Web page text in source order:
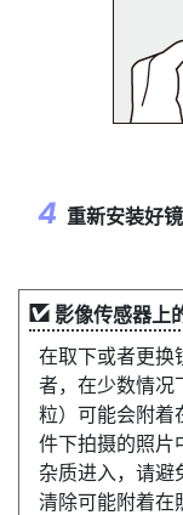
重新安装好
影像传感器上
在取下或者更换
者，在少数情况
粒）可能会附着
件下拍摄的照片
杂质进入，请避
清除可能附着在